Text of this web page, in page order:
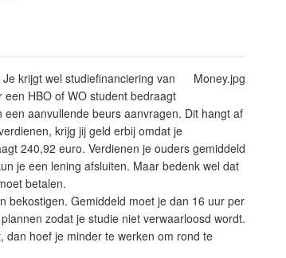
Money.jpg
krijgt wel studiefinanciering van
HBO of WO student bedraagt
aanvullende beurs aanvragen. Dit hangt af
krijg jij geld erbij omdat je
240,92 euro. Verdienen je ouders gemiddeld
je een lening afsluiten. Maar bedenk wel dat
betalen.
bekostigen. Gemiddeld moet je dan 16 uur per
zodat je studie niet verwaarloosd wordt.
dan hoef je minder te werken om rond te